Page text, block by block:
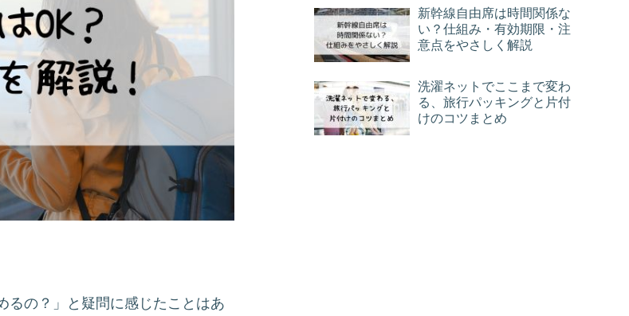
るの？」と疑問に感じたことはあ
新幹線自由席は時間関係な
い？仕組み・有効期限・注
意点をやさしく解説
洗濯ネットでここまで変わ
る、旅行パッキングと片付
けのコツまとめ